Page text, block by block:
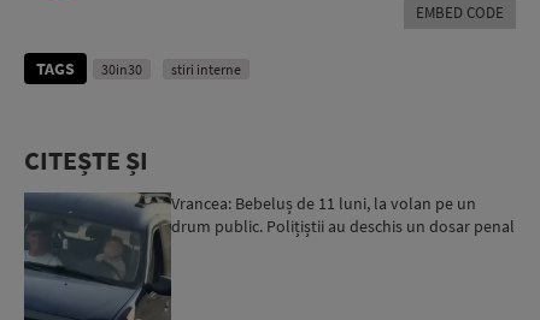
EMBED CODE
TAGS 30in30 stiri interne
CITEȘTE ȘI
Vrancea: Bebeluș de 11 luni, la volan pe un
drum public. Polițiștii au deschis un dosar penal